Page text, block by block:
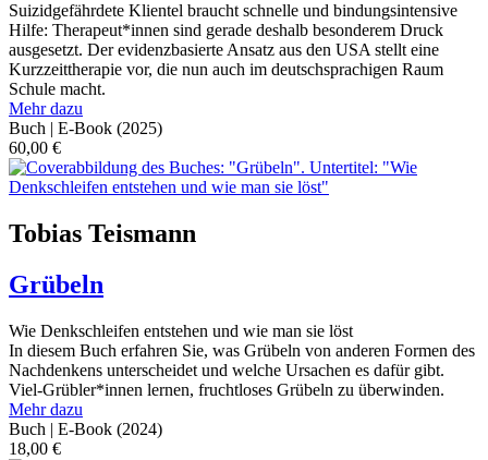
Suizidgefährdete Klientel braucht schnelle und bindungsintensive
Hilfe: Therapeut*innen sind gerade deshalb besonderem Druck
ausgesetzt. Der evidenzbasierte Ansatz aus den USA stellt eine
Kurzzeittherapie vor, die nun auch im deutschsprachigen Raum
Schule macht.
Mehr dazu
Buch | E-Book (2025)
60,00 €
Tobias Teismann
Grübeln
Wie Denkschleifen entstehen und wie man sie löst
In diesem Buch erfahren Sie, was Grübeln von anderen Formen des
Nachdenkens unterscheidet und welche Ursachen es dafür gibt.
Viel-Grübler*innen lernen, fruchtloses Grübeln zu überwinden.
Mehr dazu
Buch | E-Book (2024)
18,00 €